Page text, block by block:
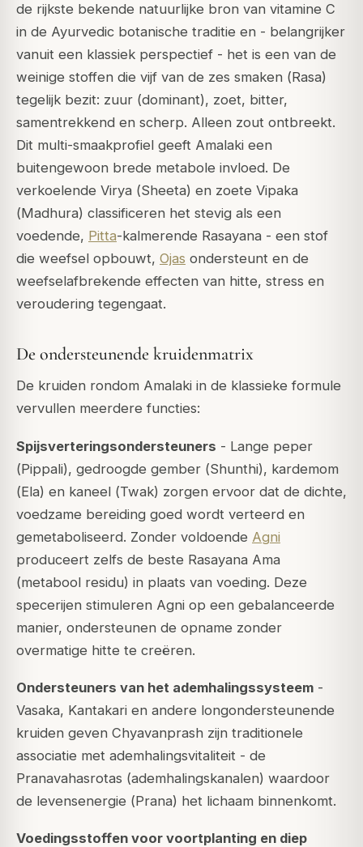
de rijkste bekende natuurlijke bron van vitamine C
in de Ayurvedic botanische traditie en - belangrijker
vanuit een klassiek perspectief - het is een van de
weinige stoffen die vijf van de zes smaken (Rasa)
tegelijk bezit: zuur (dominant), zoet, bitter,
samentrekkend en scherp. Alleen zout ontbreekt.
Dit multi-smaakprofiel geeft Amalaki een
buitengewoon brede metabole invloed. De
verkoelende Virya (Sheeta) en zoete Vipaka
(Madhura) classificeren het stevig als een
voedende, Pitta-kalmerende Rasayana - een stof
die weefsel opbouwt, Ojas ondersteunt en de
weefselafbrekende effecten van hitte, stress en
veroudering tegengaat.
De ondersteunende kruidenmatrix
De kruiden rondom Amalaki in de klassieke formule
vervullen meerdere functies:
Spijsverteringsondersteuners - Lange peper
(Pippali), gedroogde gember (Shunthi), kardemom
(Ela) en kaneel (Twak) zorgen ervoor dat de dichte,
voedzame bereiding goed wordt verteerd en
gemetaboliseerd. Zonder voldoende Agni
produceert zelfs de beste Rasayana Ama
(metabool residu) in plaats van voeding. Deze
specerijen stimuleren Agni op een gebalanceerde
manier, ondersteunen de opname zonder
overmatige hitte te creëren.
Ondersteuners van het ademhalingssysteem -
Vasaka, Kantakari en andere longondersteunende
kruiden geven Chyavanprash zijn traditionele
associatie met ademhalingsvitaliteit - de
Pranavahasrotas (ademhalingskanalen) waardoor
de levensenergie (Prana) het lichaam binnenkomt.
Voedingsstoffen voor voortplanting en diep